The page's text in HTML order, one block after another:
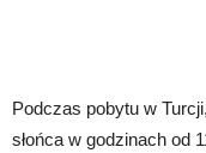
Podczas pobytu w
słońca w godzinach od